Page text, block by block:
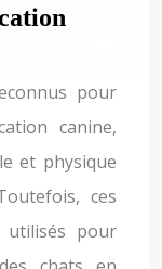
pour
canine,
et physique
ces
utilisés pour